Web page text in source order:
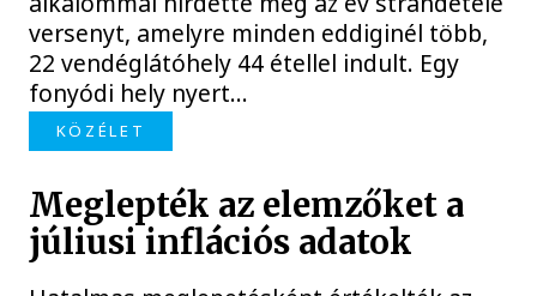
versenyt, amelyre minden eddiginél több,
22 vendéglátóhely 44 étellel indult. Egy
fonyódi hely nyert...
KÖZÉLET
Meglepték az elemzőket a
júliusi inflációs adatok